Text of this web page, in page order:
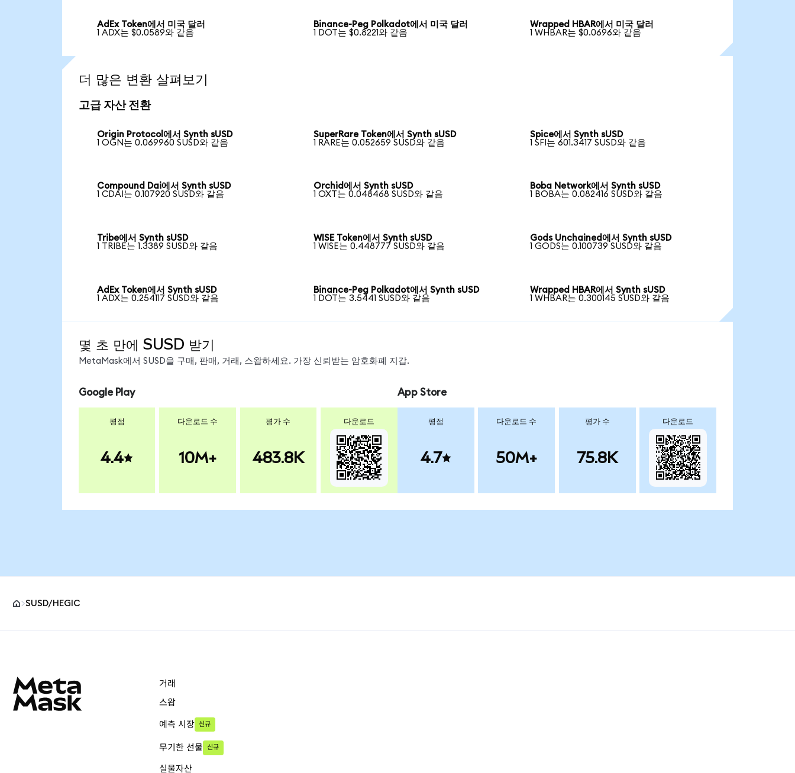
AdEx Token에서 미국 달러
1 ADX는 $0.0589와 같음
Binance-Peg Polkadot에서 미국 달러
1 DOT는 $0.8221와 같음
Wrapped HBAR에서 미국 달러
1 WHBAR는 $0.0696와 같음
더 많은 변환 살펴보기
고급 자산 전환
Origin Protocol에서 Synth sUSD
1 OGN는 0.069960 SUSD와 같음
SuperRare Token에서 Synth sUSD
1 RARE는 0.052659 SUSD와 같음
Spice에서 Synth sUSD
1 SFI는 601.3417 SUSD와 같음
Compound Dai에서 Synth sUSD
1 CDAI는 0.107920 SUSD와 같음
Orchid에서 Synth sUSD
1 OXT는 0.048468 SUSD와 같음
Boba Network에서 Synth sUSD
1 BOBA는 0.082416 SUSD와 같음
Tribe에서 Synth sUSD
1 TRIBE는 1.3389 SUSD와 같음
WISE Token에서 Synth sUSD
1 WISE는 0.448777 SUSD와 같음
Gods Unchained에서 Synth sUSD
1 GODS는 0.100739 SUSD와 같음
AdEx Token에서 Synth sUSD
1 ADX는 0.254117 SUSD와 같음
Binance-Peg Polkadot에서 Synth sUSD
1 DOT는 3.5441 SUSD와 같음
Wrapped HBAR에서 Synth sUSD
1 WHBAR는 0.300145 SUSD와 같음
몇 초 만에 SUSD 받기
MetaMask에서 SUSD을 구매, 판매, 거래, 스왑하세요. 가장 신뢰받는 암호화폐 지갑.
Google Play
평점
4.4
다운로드 수
10M+
평가 수
483.8K
다운로드
App Store
평점
4.7
다운로드 수
50M+
평가 수
75.8K
다운로드
SUSD/HEGIC
거래
스왑
예측 시장 신규
무기한 선물 신규
실물자산